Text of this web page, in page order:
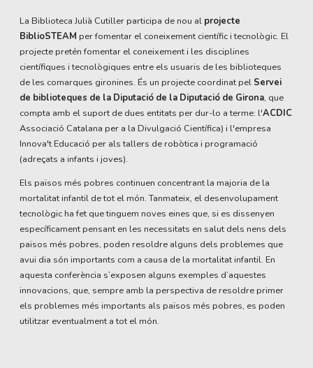
La Biblioteca Julià Cutiller participa de nou al projecte
BiblioSTEAM per fomentar el coneixement científic i tecnològic. El
projecte pretén fomentar el coneixement i les disciplines
científiques i tecnològiques entre els usuaris de les biblioteques
de les comarques gironines. És un projecte coordinat pel Servei
de biblioteques de la Diputació de la Diputació de Girona, que
compta amb el suport de dues entitats per dur-lo a terme: l'ACDIC
Associació Catalana per a la Divulgació Científica) i l'empresa
Innova't Educació per als tallers de robòtica i programació
(adreçats a infants i joves).
Els països més pobres continuen concentrant la majoria de la
mortalitat infantil de tot el món. Tanmateix, el desenvolupament
tecnològic ha fet que tinguem noves eines que, si es dissenyen
específicament pensant en les necessitats en salut dels nens dels
països més pobres, poden resoldre alguns dels problemes que
avui dia són importants com a causa de la mortalitat infantil. En
aquesta conferència s’exposen alguns exemples d’aquestes
innovacions, que, sempre amb la perspectiva de resoldre primer
els problemes més importants als països més pobres, es poden
utilitzar eventualment a tot el món.